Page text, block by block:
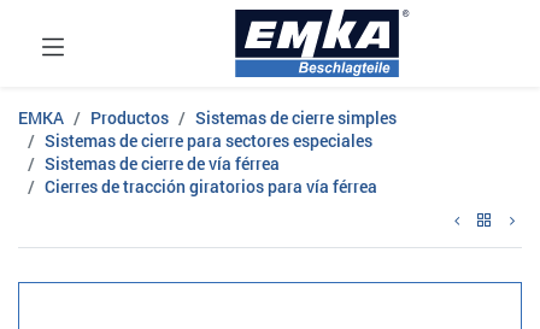
EMKA Productos
Sistemas de cierre simples
Sistemas de cierre para sectores especiales
Sistemas de cierre de vía férrea
Cierres de tracción giratorios para vía férrea